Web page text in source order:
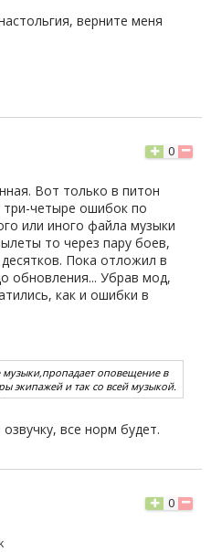
верните меня
0
Вот только в питон
три-четыре ошибок по
или иного файла музыки
то через пару боев,
Пока отложил в
обновления... Убрав мод,
как и ошибки в
музыки,пропадает оповещение в
экипажей и так со всей музыкой.
все норм будет.
0